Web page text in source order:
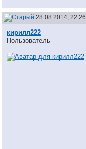
28.08.2014, 22:26
кирилл222
Пользователь